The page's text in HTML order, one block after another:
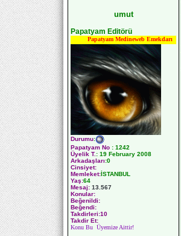
umut
Papatyam Editörü
Papatyam Medineweb Emekdarı
Durumu:
Papatyam No : 1242
Üyelik T.: 19 February 2008
Arkadaşları:0
Cinsiyet:
Memleket:İSTANBUL
Yaş:64
Mesaj: 13.567
Konular:
Beğenildi:
Beğendi:
Takdirleri:10
Takdir Et:
Konu Bu Üyemize Aittir!